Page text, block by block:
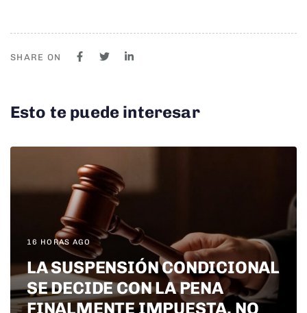
SHARE ON
Esto te puede interesar
16 HORAS AGO
LA SUSPENSIÓN CONDICIONAL
SE DECIDE CON LA PENA
FINALMENTE IMPUESTA, NO